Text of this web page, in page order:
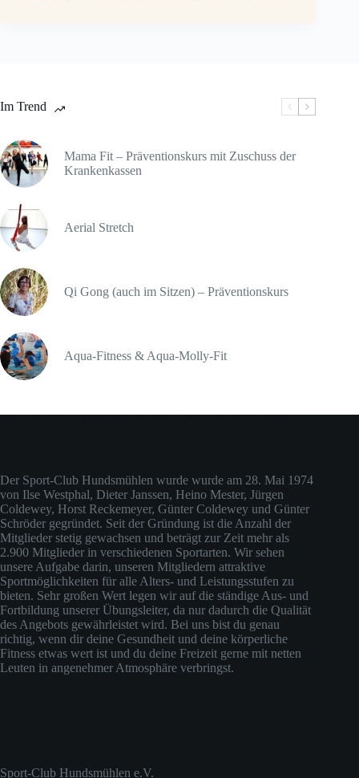
Im Trend
Mama Fit – Präventionskurs mit Zuschuss der
Krankenkassen
Aerial Stretch
Qi Gong (auch im Sitzen) – Präventionskurs
Aqua-Fitness & Aqua-Molly-Fit
Der Sport-Club Hundsmühlen wurde wurde am 28. Mai 1974
von Ilse Westphal, Dieter Janssen, Heino Mester, Jürgen
Coldewey, Horst Reckemeyer, Günter Coldewey und Günter
Schröder gegründet. Seit der Gründung ist die Anzahl der
Mitglieder stetig gewachsen und beträgt zur Zeit mehr als
2.900 Mitglieder in verschiedenen Sportarten. Wir sehen
unsere Aufgabe darin, unseren Mitgliedern attraktive
Sportmöglichkeiten für alle Alters- und Leistungsstufen zu
bieten. Sehr großen Wert legen wir auf die ständige Aus- und
Fortbildung unserer Übungsleiter, da nur dadurch die Qualität
des Angebots gewährleistet wird. Bei uns bist du genau
richtig, wenn dir deine Gesundheit und deine körperliche
Fitness etwas wert ist und du deine Freizeit gerne mit netten
Leuten in angenehmer Atmosphäre verbringst.
Sport-Club Hundsmühlen e.V.